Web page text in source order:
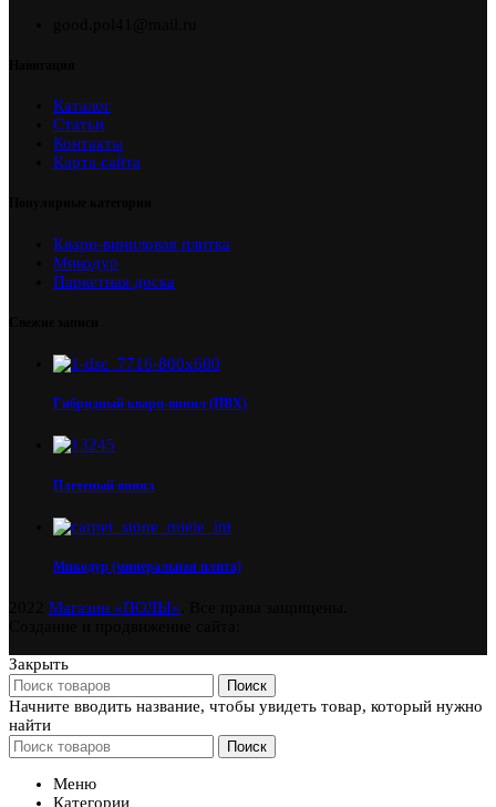
Каталог
Статьи
Контакты
Карта сайта
Кварц-виниловая плитка
Микодур
Паркетная доска
Гибридный кварц-винил (ПВХ)
Плетеный винил
Микодур (минеральная плита)
Магазин «ПОЛЫ»
Закрыть
Поиск
Начните вводить название, чтобы увидеть товар, который нужно
найти
Поиск
Меню
Категории